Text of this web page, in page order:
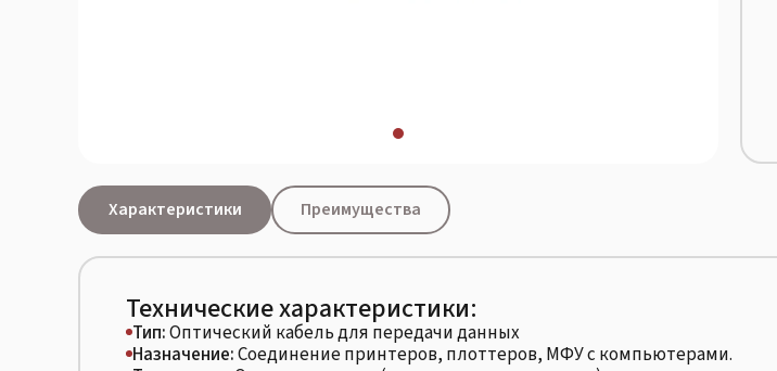
Характеристики Преимущества
Технические характеристики:
Тип:Оптический кабель для передачи данных
Назначение:Соединение принтеров, плоттеров, МФУ с компьютерами.